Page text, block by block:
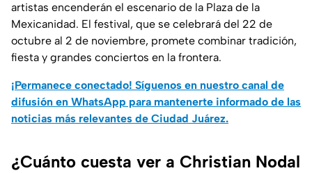
artistas encenderán el escenario de la Plaza de la
Mexicanidad. El festival, que se celebrará del 22 de
octubre al 2 de noviembre, promete combinar tradición,
fiesta y grandes conciertos en la frontera.
¡Permanece conectado! Síguenos en nuestro canal de
difusión en WhatsApp para mantenerte informado de las
noticias más relevantes de Ciudad Juárez.
¿Cuánto cuesta ver a Christian Nodal